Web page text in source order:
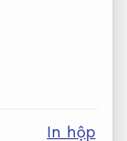
In hộp